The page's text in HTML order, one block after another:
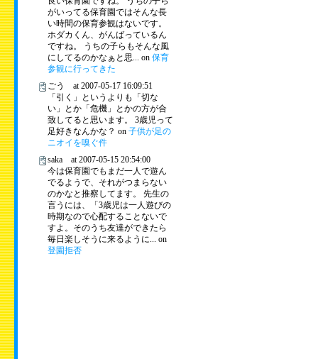
がいってる保育園ではそんな長
い時間の保育参観はないです。
ホダカくん、がんばっているん
ですね。 うちの子らもそんな風
にしてるのかなぁと思... on 保育
参観に行ってきた
ごう at 2007-05-17 16:09:51
「引く」というよりも「切な
い」とか「危機」とかの方が合
致してると思います。 3歳児って
足好きなんかな？ on 子供が足の
ニオイを嗅ぐ件
saka at 2007-05-15 20:54:00
今は保育園でもまだ一人で遊ん
でるようで、それがつまらない
のかなと推察してます。 先生の
言うには、「3歳児は一人遊びの
時期なので心配することないで
すよ。そのうち友達ができたら
毎日楽しそうに来るように... on
登園拒否